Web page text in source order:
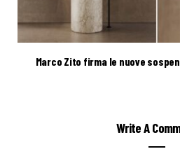
Marco Zito firma le nuove
Write A